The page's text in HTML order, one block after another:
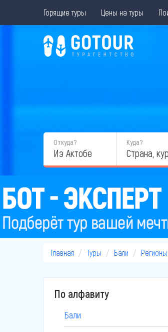
Горящие туры Цены на туры
Откуда?
Из Актобе
Куда?
Главная Туры Бали Регионы
По алфавиту
Бали